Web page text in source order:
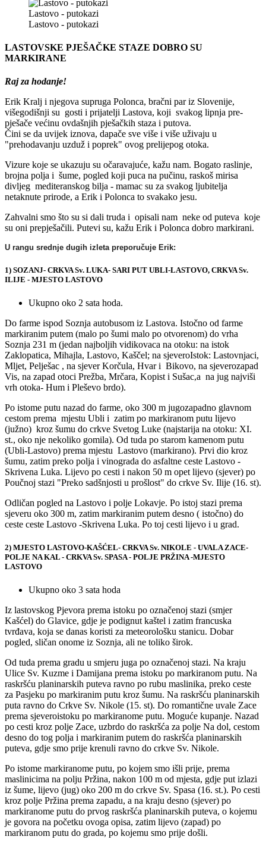
Lastovo - putokazi
Lastovo - putokazi
LASTOVSKE PJEŠAČKE STAZE DOBRO SU
MARKIRANE
Raj za hodanje!
Erik Kralj i njegova supruga Polonca, bračni par iz Slovenije,
višegodišnji su gosti i prijatelji Lastova, koji svakog lipnja pre-
pješače većinu ovdašnjih pješačkih staza i putova.
Čini se da uvijek iznova, dapače sve više i više uživaju u
"prehodavanju uzduž i poprek" ovog prelijepog otoka.
Vizure koje se ukazuju su očaravajuće, kažu nam. Bogato raslinje,
brojna polja i šume, pogled koji puca na pučinu, raskoš mirisa
divljeg mediteranskog bilja - mamac su za svakog ljubitelja
netaknute prirode, a Erik i Polonca to svakako jesu.
Zahvalni smo što su si dali truda i opisali nam neke od puteva koje
su oni prepješačili. Putevi su, kažu Erik i Polonca dobro markirani.
U rangu srednje dugih izleta preporučuje Erik:
1) SOZANJ- CRKVA Sv. LUKA- SARI PUT UBLI-LASTOVO, CRKVA Sv.
ILIJE - MJESTO LASTOVO
Ukupno oko 2 sata hoda.
Do farme ispod Soznja autobusom iz Lastova. Istočno od farme
markiranim putem (malo po šumi malo po otvorenom) do vrha
Soznja 231 m (jedan najboljih vidikovaca na otoku: na istok
Zaklopatica, Mihajla, Lastovo, Kaščel; na sjeveroIstok: Lastovnjaci,
Mljet, Pelješac , na sjever Korčula, Hvar i Bikovo, na sjeverozapad
Vis, na zapad otoci Prežba, Mrčara, Kopist i Sušac,a na jug najviši
vrh otoka- Hum i Pleševo brdo).
Po istome putu nazad do farme, oko 300 m jugozapadno glavnom
cestom prema mjestu Ubli i zatim po markiranom putu lijevo
(južno) kroz šumu do crkve Svetog Luke (najstarija na otoku: XI.
st., oko nje nekoliko gomila). Od tuda po starom kamenom putu
(Ubli-Lastovo) prema mjestu Lastovo (markirano). Prvi dio kroz
šumu, zatim preko polja i vinograda do asfaltne ceste Lastovo -
Skrivena Luka. Lijevo po cesti i nakon 50 m opet lijevo (sjever) po
Poučnoj stazi "Preko sadšnjosti u prošlost" do crkve Sv. Ilije (16. st).
Odličan pogled na Lastovo i polje Lokavje. Po istoj stazi prema
sjeveru oko 300 m, zatim markiranim putem desno ( istočno) do
ceste ceste Lastovo -Skrivena Luka. Po toj cesti lijevo i u grad.
2) MJESTO LASTOVO-KAŠĆEL- CRKVA Sv. NIKOLE - UVALA ZACE-
POLJE NA KAL - CRKVA Sv. SPASA - POLJE PRŽINA -MJESTO
LASTOVO
Ukupno oko 3 sata hoda
Iz lastovskog Pjevora prema istoku po označenoj stazi (smjer
Kašćel) do Glavice, gdje je podignut kaštel i zatim francuska
tvrđava, koja se danas koristi za meteorološku stanicu. Dobar
pogled, sličan onome iz Soznja, ali ne toliko širok.
Od tuda prema gradu u smjeru juga po označenoj stazi. Na kraju
Ulice Sv. Kuzme i Damijana prema istoku po markiranom putu. Na
raskršću planinarskih puteva ravno po rubu maslinika, preko ceste
za Pasjeku po markiranim putu kroz šumu. Na raskršću planinarskih
puta ravno do Crkve Sv. Nikole (15. st). Do romantične uvale Zace
prema sjeveroistoku po markiranome putu. Moguće kupanje. Nazad
po cesti kroz polje Zace, uzbrdo do raskršća za polje Na dol, cestom
desno do tog polja i markiranim putem do raskršća planinarskih
puteva, gdje smo prije krenuli ravno do crkve Sv. Nikole.
Po istome markiranome putu, po kojem smo išli prije, prema
maslinicima na polju Pržina, nakon 100 m od mjesta, gdje put izlazi
iz šume, lijevo (jug) oko 200 m do crkve Sv. Spasa (16. st.). Po cesti
kroz polje Pržina prema zapadu, a na kraju desno (sjever) po
markiranome putu do prvog raskršća planinarskih puteva, o kojemu
je govora na početku ovoga opisa, zatim lijevo (zapad) po
markiranom putu do grada, po kojemu smo prije došli.